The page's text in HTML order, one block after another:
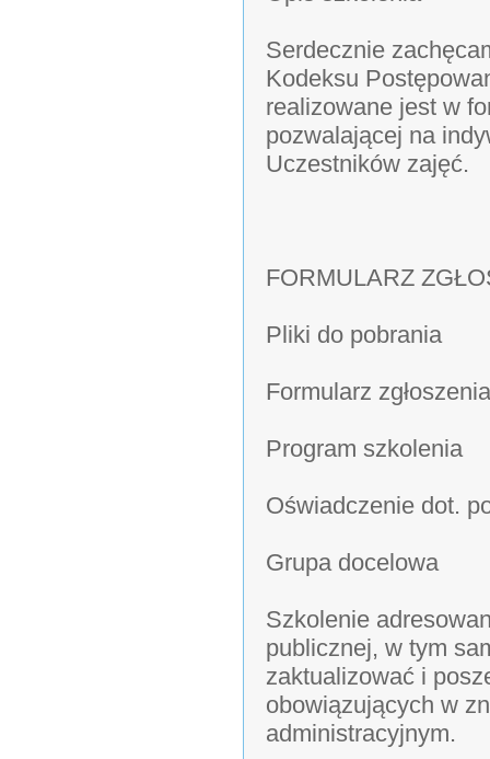
Serdecznie
Kodeksu
realizowane jest w
pozwalającej na
Uczestników zajęć.
FORMULARZ
Pliki do pobrania
Formularz zgłoszenia
Program szkolenia
Oświadczenie dot.
Grupa docelowa
Szkolenie
publicznej, w tym
zaktualizować i
obowiązujących w
administracyjnym.